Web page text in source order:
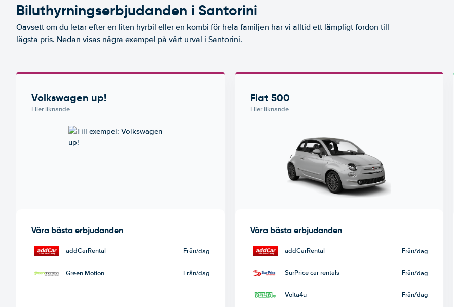
Biluthyrningserbjudanden i Santorini
Oavsett om du letar efter en liten hyrbil eller en kombi för hela familjen har vi alltid ett lämpligt fordon till
lägsta pris. Nedan visas några exempel på vårt urval i Santorini.
Volkswagen up!
Eller liknande
Våra bästa erbjudanden
addCarRental Från/dag
Green Motion Från/dag
Fiat 500
Eller liknande
Våra bästa erbjudanden
addCarRental Från/dag
SurPrice car rentals Från/dag
Volta4u Från/dag